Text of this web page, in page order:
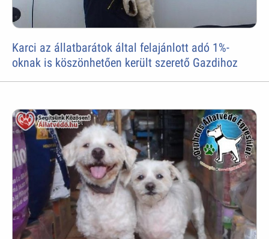
Karci az állatbarátok által felajánlott adó 1%-
oknak is köszönhetően került szerető Gazdihoz